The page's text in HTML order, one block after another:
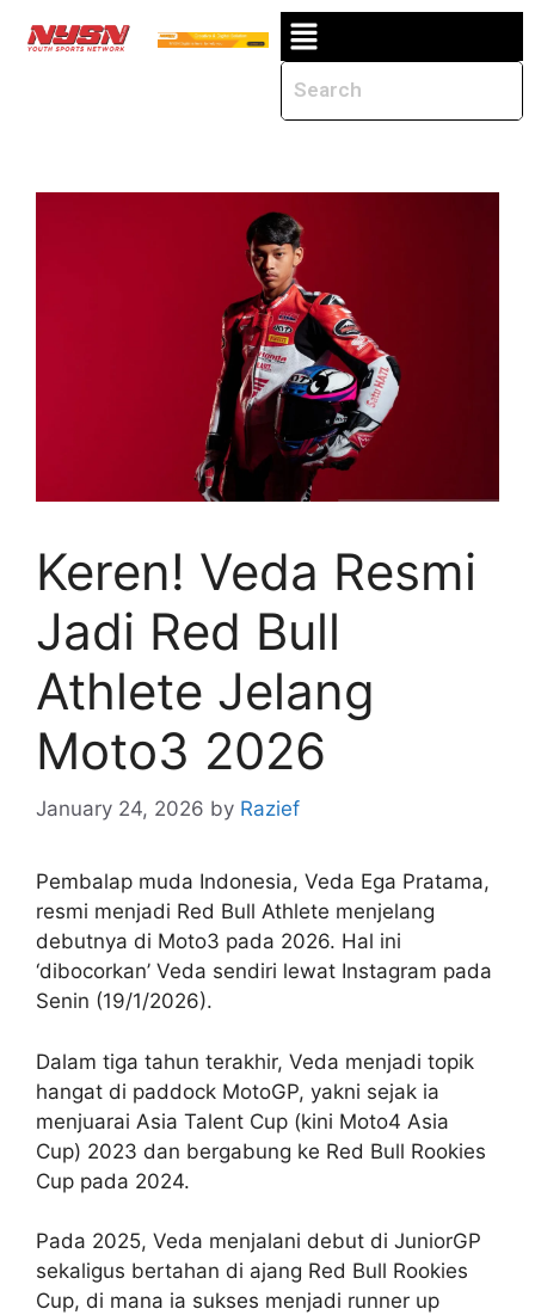
Keren! Veda Resmi
Jadi Red Bull
Athlete Jelang
Moto3 2026
January 24, 2026 by Razief
Pembalap muda Indonesia, Veda Ega Pratama,
resmi menjadi Red Bull Athlete menjelang
debutnya di Moto3 pada 2026. Hal ini
‘dibocorkan’ Veda sendiri lewat Instagram pada
Senin (19/1/2026).
Dalam tiga tahun terakhir, Veda menjadi topik
hangat di paddock MotoGP, yakni sejak ia
menjuarai Asia Talent Cup (kini Moto4 Asia
Cup) 2023 dan bergabung ke Red Bull Rookies
Cup pada 2024.
Pada 2025, Veda menjalani debut di JuniorGP
sekaligus bertahan di ajang Red Bull Rookies
Cup, di mana ia sukses menjadi runner up